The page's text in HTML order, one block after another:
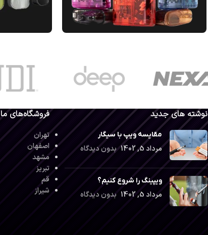
نوشته های جدید
مقایسه ویپ با سیگار
مرداد 5, 1402 بدون دیدگاه
ویپینگ را شروع کنیم؟
مرداد 5, 1402 بدون دیدگاه
فروشگاه‌های ما
تهران
اصفهان
مشهد
تبریز
قم
شیراز